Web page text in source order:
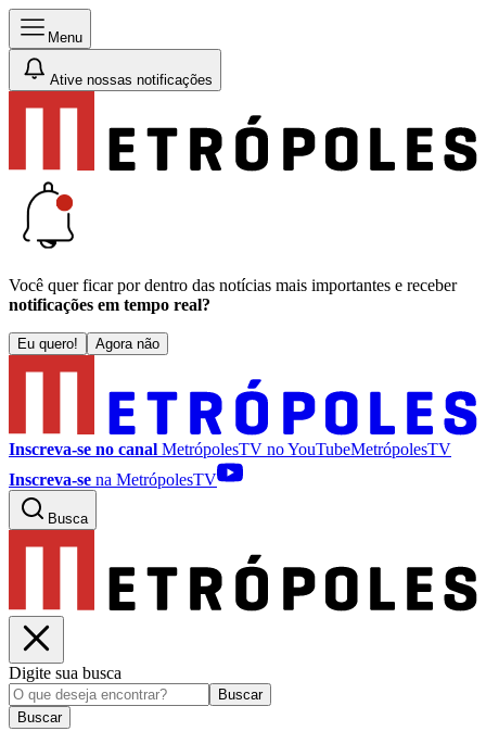
Menu
Ative nossas notificações
Você quer ficar por dentro das notícias mais importantes e receber
notificações em tempo real?
Eu quero! Agora não
Inscreva-se no canal MetrópolesTV noYouTubeMetrópolesTV
Inscreva-se na MetrópolesTV
Busca
Digite sua busca
Buscar
Buscar